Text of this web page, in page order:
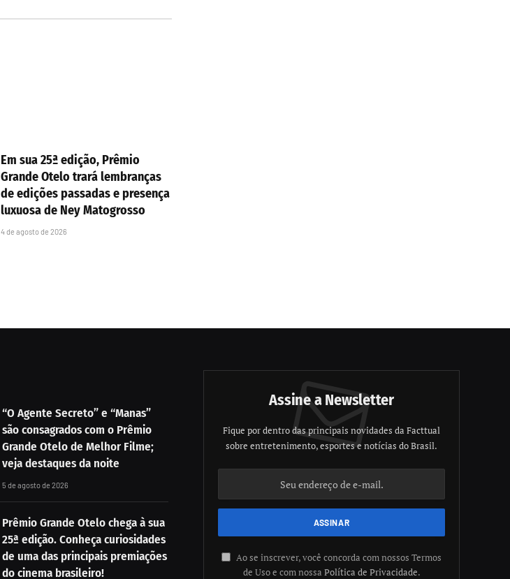
Em sua 25ª edição, Prêmio
Grande Otelo trará lembranças
de edições passadas e presença
luxuosa de Ney Matogrosso
4 de agosto de 2026
“O Agente Secreto” e “Manas”
são consagrados com o Prêmio
Grande Otelo de Melhor Filme;
veja destaques da noite
5 de agosto de 2026
Prêmio Grande Otelo chega à sua
25ª edição. Conheça curiosidades
de uma das principais premiações
do cinema brasileiro!
Assine a Newsletter
Fique por dentro das principais novidades da Facttual
sobre entretenimento, esportes e notícias do Brasil.
Ao se inscrever, você concorda com nossos Termos
de Uso e com nossa Política de Privacidade.